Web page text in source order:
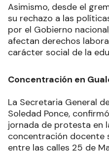
Asimismo, desde el
su rechazo a las
por el Gobierno
afectan derechos
carácter social de la
Concentración en
La Secretaria General
Soledad Ponce,
jornada de protesta en
concentración docente
entre las calles 25 de